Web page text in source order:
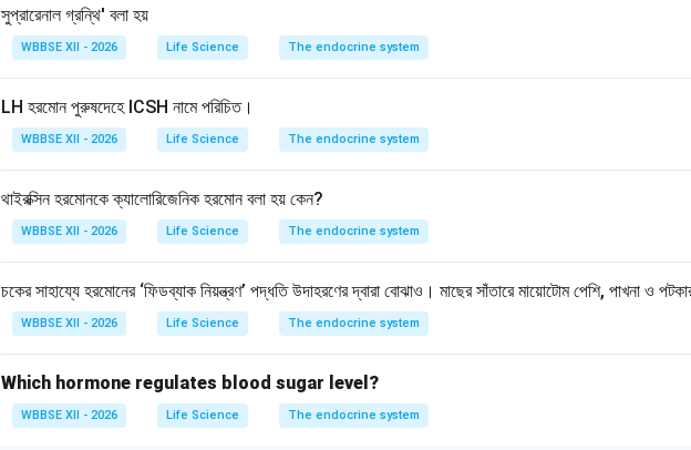
সুপ্রারেনাল গ্রন্থি' বলা হয়
WBBSE XII - 2026 Life Science The endocrine system
LH হরমোন পুরুষদেহে ICSH নামে পরিচিত।
WBBSE XII - 2026 Life Science The endocrine system
থাইরক্সিন হরমোনকে ক্যালোরিজেনিক হরমোন বলা হয় কেন?
WBBSE XII - 2026 Life Science The endocrine system
চকের সাহায্যে হরমোনের ‘ফিডব্যাক নিয়ন্ত্রণ’ পদ্ধতি উদাহরণের দ্বারা বোঝাও। মাছের সাঁতারে মায়োটোম পেশি, পাখনা ও
WBBSE XII - 2026 Life Science The endocrine system
Which hormone regulates blood sugar level?
WBBSE XII - 2026 Life Science The endocrine system